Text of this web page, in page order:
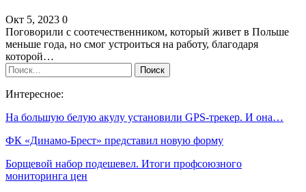
Окт 5, 2023 0
Поговорили с соотечественником, который живет в Польше
меньше года, но смог устроиться на работу, благодаря
которой…
Интересное:
На большую белую акулу установили GPS-трекер. И она…
ФК «Динамо-Брест» представил новую форму
Борщевой набор подешевел. Итоги профсоюзного
мониторинга цен